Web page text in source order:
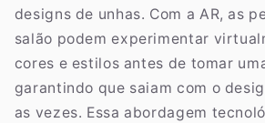
designs de unhas. Com a AR, as
salão podem experimentar
cores e estilos antes de tomar
garantindo que saiam com o
as vezes. Essa abordagem